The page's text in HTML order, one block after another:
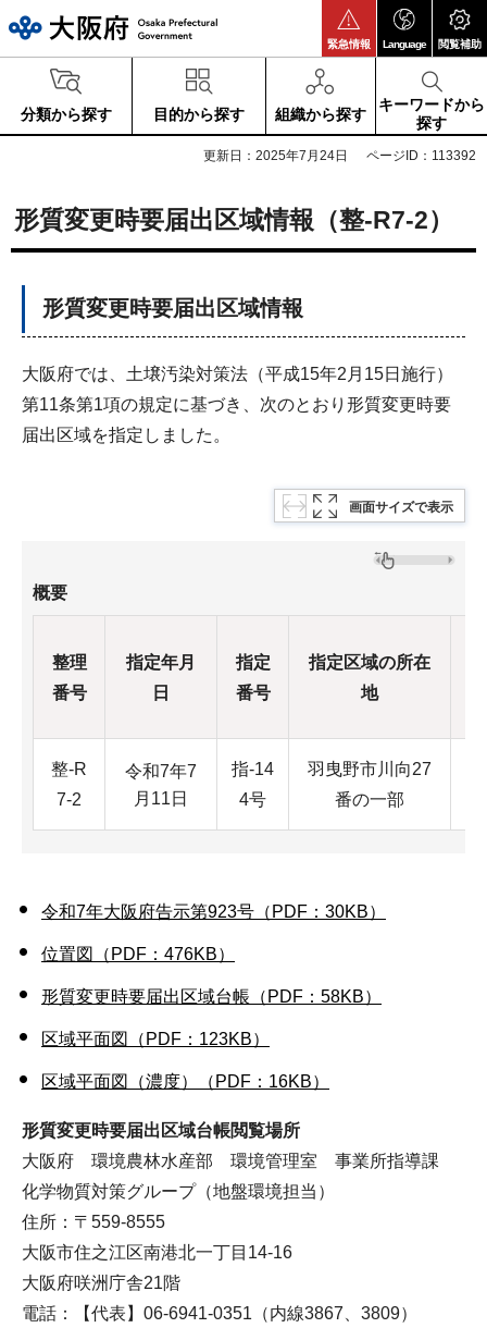
緊急情報 Language 閲覧補助
分類から探す 目的から探す 組織から探す
キーワードから
探す
更新日：2025年7月24日 ページID：113392
形質変更時要届出区域情報（整-R7-2）
形質変更時要届出区域情報
大阪府では、土壌汚染対策法（平成15年2月15日施行）
第11条第1項の規定に基づき、次のとおり形質変更時要
届出区域を指定しました。
画面サイズで表示
概要
整理
番号
指定年月
日
指定
番号
指定区域の所在
地
整-R
7-2
令和7年7
月11日
指-14
4号
羽曳野市川向27
番の一部
令和7年大阪府告示第923号（PDF：30KB）
位置図（PDF：476KB）
形質変更時要届出区域台帳（PDF：58KB）
区域平面図（PDF：123KB）
区域平面図（濃度）（PDF：16KB）
形質変更時要届出区域台帳閲覧場所
大阪府 環境農林水産部 環境管理室 事業所指導課
化学物質対策グループ（地盤環境担当）
住所：〒559-8555
大阪市住之江区南港北一丁目14-16
大阪府咲洲庁舎21階
電話：【代表】06-6941-0351（内線3867、3809）